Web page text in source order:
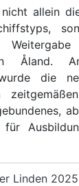
allein
in Åland.
wurde die
Linden